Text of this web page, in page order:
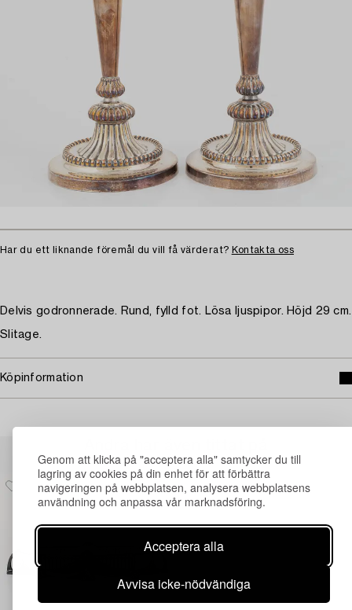
Genom att klicka på "acceptera alla" samtycker du till
lagring av cookies på din enhet för att förbättra
navigeringen på webbplatsen, analysera webbplatsens
användning och anpassa vår marknadsföring.
Acceptera alla
Avvisa icke-nödvändiga
Har du ett liknande föremål du vill få värderat? Kontakta oss
Delvis godronnerade. Rund, fylld fot. Lösa ljuspipor. Höjd 29 cm.
Slitage.
Köpinformation